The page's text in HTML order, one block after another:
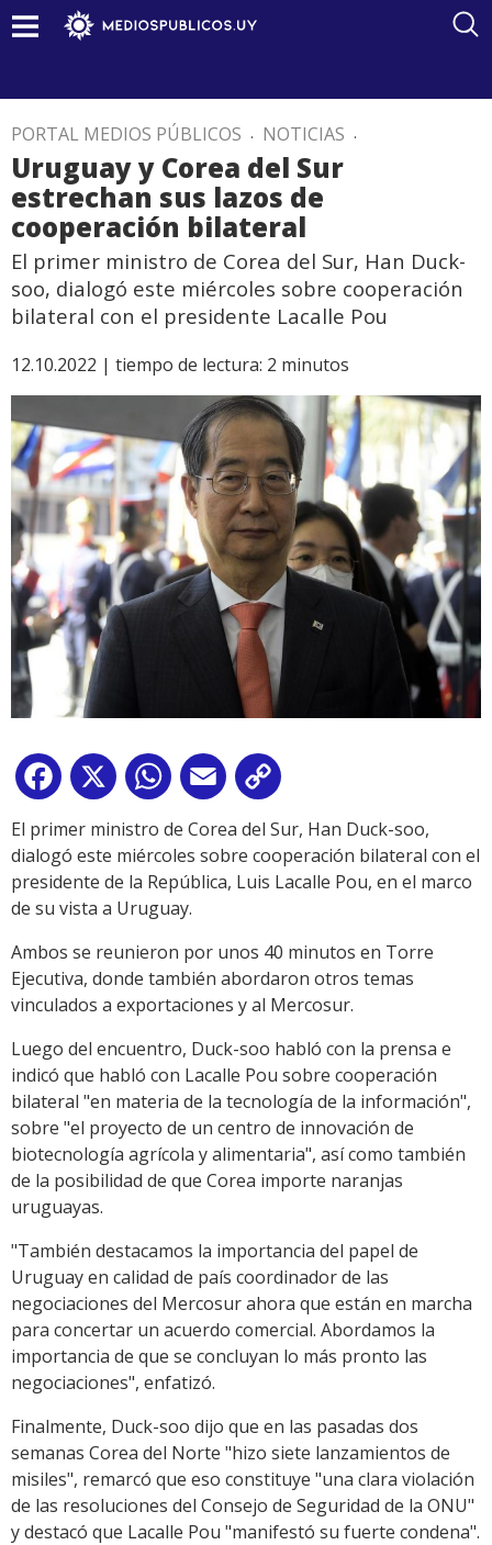
PORTAL MEDIOS PÚBLICOS . NOTICIAS .
Uruguay y Corea del Sur
estrechan sus lazos de
cooperación bilateral
El primer ministro de Corea del Sur, Han Duck-
soo, dialogó este miércoles sobre cooperación
bilateral con el presidente Lacalle Pou
12.10.2022 | tiempo de lectura: 2 minutos
Facebook
X WhatsApp
Email
Link
El primer ministro de Corea del Sur, Han Duck-soo,
dialogó este miércoles sobre cooperación bilateral con el
presidente de la República, Luis Lacalle Pou, en el marco
de su vista a Uruguay.
Ambos se reunieron por unos 40 minutos en Torre
Ejecutiva, donde también abordaron otros temas
vinculados a exportaciones y al Mercosur.
Luego del encuentro, Duck-soo habló con la prensa e
indicó que habló con Lacalle Pou sobre cooperación
bilateral "en materia de la tecnología de la información",
sobre "el proyecto de un centro de innovación de
biotecnología agrícola y alimentaria", así como también
de la posibilidad de que Corea importe naranjas
uruguayas.
"También destacamos la importancia del papel de
Uruguay en calidad de país coordinador de las
negociaciones del Mercosur ahora que están en marcha
para concertar un acuerdo comercial. Abordamos la
importancia de que se concluyan lo más pronto las
negociaciones", enfatizó.
Finalmente, Duck-soo dijo que en las pasadas dos
semanas Corea del Norte "hizo siete lanzamientos de
misiles", remarcó que eso constituye "una clara violación
de las resoluciones del Consejo de Seguridad de la ONU"
y destacó que Lacalle Pou "manifestó su fuerte condena".